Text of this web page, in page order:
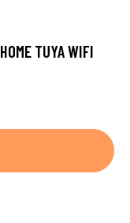
TUYA WIFI